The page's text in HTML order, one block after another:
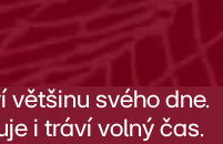
většinu svého dne.
i tráví volný čas.